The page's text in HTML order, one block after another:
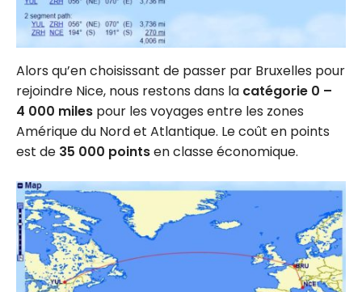
Alors qu’en choisissant de passer par Bruxelles pour
rejoindre Nice, nous restons dans la catégorie 0 –
4 000 miles pour les voyages entre les zones
Amérique du Nord et Atlantique. Le coût en points
est de 35 000 pointsen classe économique.